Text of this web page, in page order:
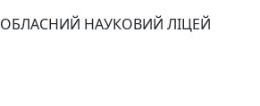
ОБЛАСНИЙ НАУКОВИЙ ЛІЦЕЙ